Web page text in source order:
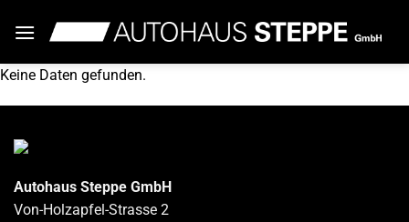
Inhalt
Keine Daten gefunden.
Autohaus Steppe GmbH
Von-Holzapfel-Strasse 2